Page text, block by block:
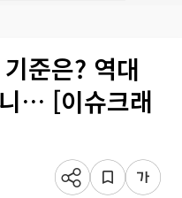
준은? 역대
… [이슈크래